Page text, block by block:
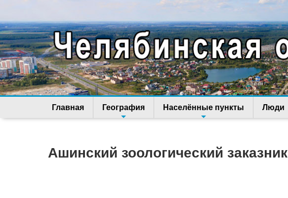
Главная География Населённые пункты Люди
Ашинский зоологический заказник